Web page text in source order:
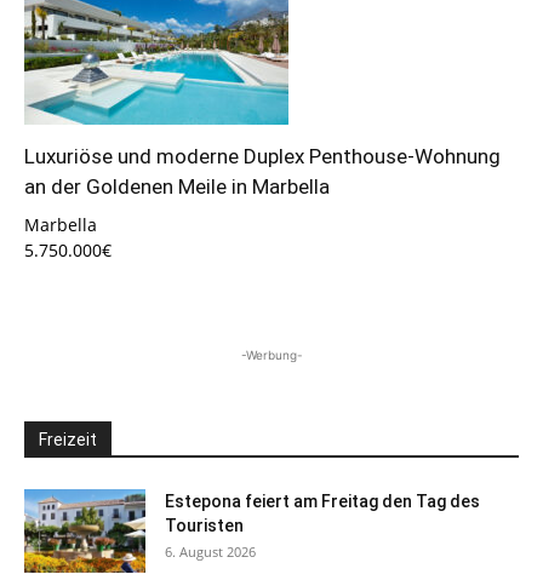
Luxuriöse und moderne Duplex Penthouse-Wohnung
an der Goldenen Meile in Marbella
Marbella
5.750.000€
-Werbung-
Freizeit
Estepona feiert am Freitag den Tag des
Touristen
6. August 2026